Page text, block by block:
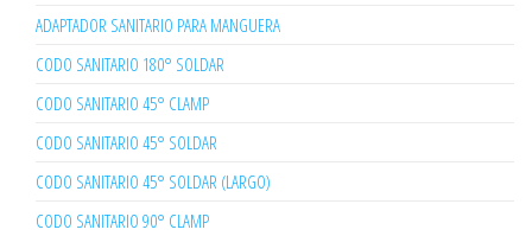
ADAPTADOR SANITARIO PARA MANGUERA
CODO SANITARIO 180° SOLDAR
CODO SANITARIO 45° CLAMP
CODO SANITARIO 45° SOLDAR
CODO SANITARIO 45° SOLDAR (LARGO)
CODO SANITARIO 90° CLAMP